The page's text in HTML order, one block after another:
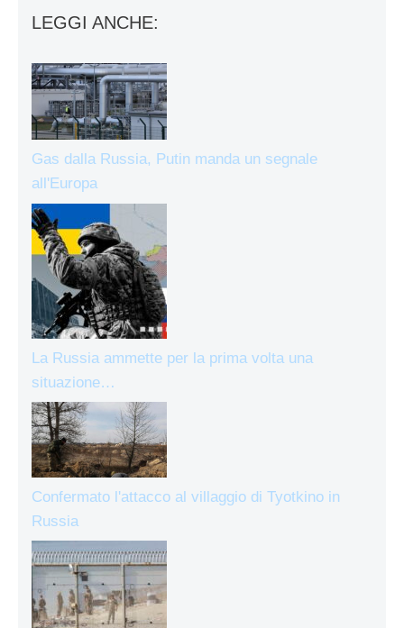
LEGGI ANCHE:
Gas dalla Russia, Putin manda un segnale
all'Europa
La Russia ammette per la prima volta una
situazione…
Confermato l'attacco al villaggio di Tyotkino in
Russia